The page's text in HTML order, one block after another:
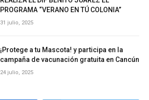
PROGRAMA “VERANO EN TÚ COLONIA”
31 julio, 2025
¡Protege a tu Mascota! y participa en la
campaña de vacunación gratuita en Cancún
24 julio, 2025